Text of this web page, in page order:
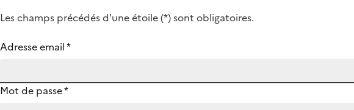
Les champs précédés d'une étoile (*) sont obligatoires.
Adresse email*
Mot de passe*